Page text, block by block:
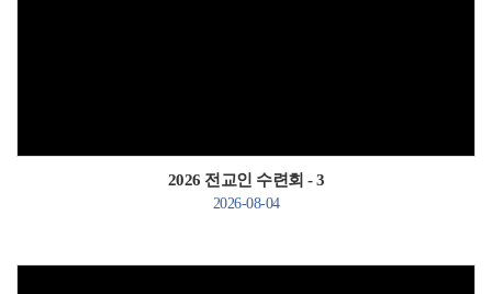
2026 전교인 수련회 - 3
2026-08-04